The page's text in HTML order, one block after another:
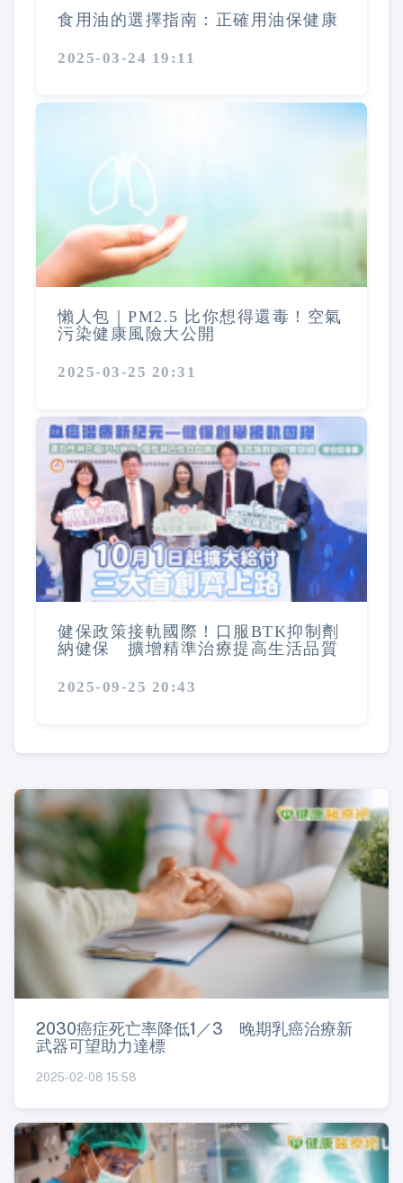
食用油的選擇指南：正確用油保健康
2025-03-24 19:11
懶人包｜PM2.5 比你想得還毒！空氣
污染健康風險大公開
2025-03-25 20:31
健保政策接軌國際！口服BTK抑制劑
納健保 擴增精準治療提高生活品質
2025-09-25 20:43
2030癌症死亡率降低1／3 晚期乳癌治療新
武器可望助力達標
2025-02-08 15:58